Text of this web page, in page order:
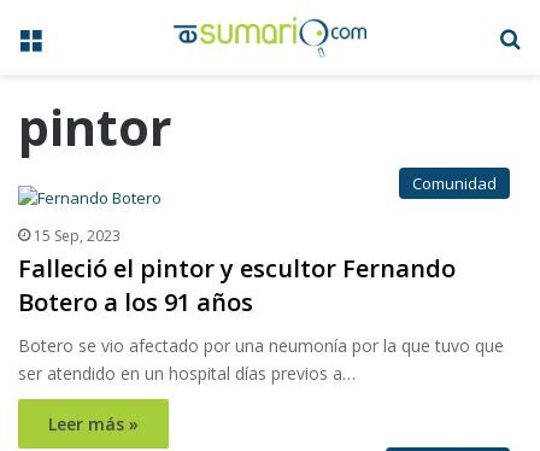
Menú
pintor
Comunidad
15 Sep, 2023
Falleció el pintor y escultor Fernando
Botero a los 91 años
Botero se vio afectado por una neumonía por la que tuvo que
ser atendido en un hospital días previos a…
Leer más »